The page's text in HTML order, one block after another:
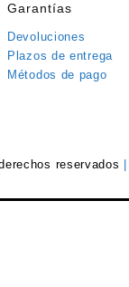
Garantías
Devoluciones
Plazos de entrega
Métodos de pago
reservados